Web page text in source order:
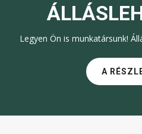
Legyen Ön is munkatársunk!
A